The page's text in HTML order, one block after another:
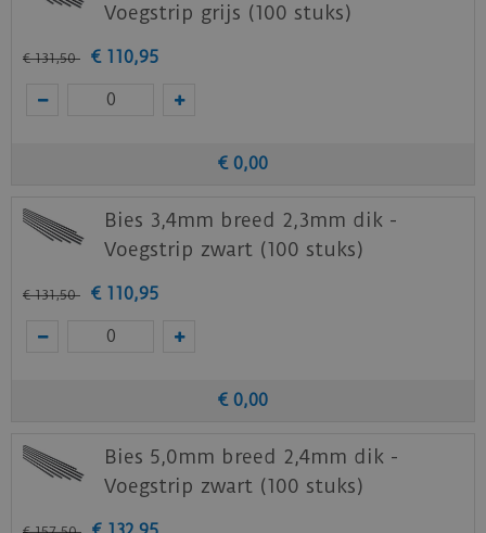
Voegstrip grijs (100 stuks)
€ 131,50 € 110,95
€ 0,00
Bies 3,4mm breed 2,3mm dik -
Voegstrip zwart (100 stuks)
€ 131,50 € 110,95
€ 0,00
Bies 5,0mm breed 2,4mm dik -
Voegstrip zwart (100 stuks)